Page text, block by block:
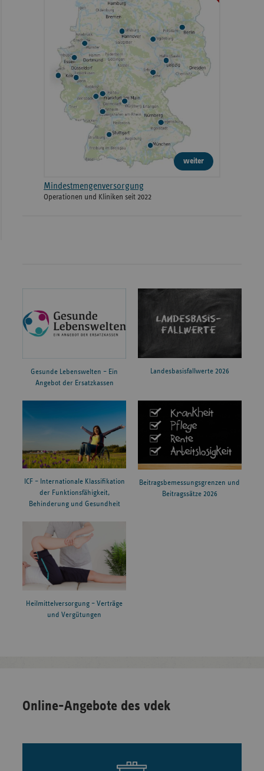
weiter
Mindestmengenversorgung
Operationen und Kliniken seit 2022
Gesunde Lebenswelten – Ein
Angebot der Ersatzkassen
Landesbasisfallwerte 2026
ICF – Internationale Klassifikation
der Funktionsfähigkeit,
Behinderung und Gesundheit
Beitragsbemessungsgrenzen und
Beitragssätze 2026
Heilmittelversorgung – Verträge
und Vergütungen
Online-Angebote des vdek